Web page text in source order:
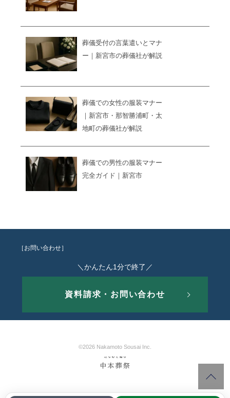
葬儀受付の言葉遣いとマナ
ー｜新宮市の葬儀社が解説
葬儀での女性の服装マナー
｜新宮市・那智勝浦町・太
地町の葬儀社が解説
葬儀での男性の服装マナー
完全ガイド｜新宮市
［お問い合わせ］
＼かんたん1分で終了／
資料請求・お問い合わせ
©2026 Nakamoto Sousai Inc.